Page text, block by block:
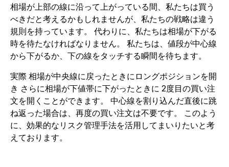
相場が上部の線に沿って上がっている間、私たちは買う
べきだと考えるかもしれませんが、私たちの戦略は違う
規則を持っています。 代わりに、私たちは相場が下がる
時を待たなければなりません。 私たちは、値段が中心線
から下がるか、下の線をタッチする瞬間を待ちます。
実際 相場が中央線に戻ったときにロングポジションを開
き さらに相場が下値帯に下がったときに 2度目の買い注
文を開くことができます。 中心線を割り込んだ直後に跳
ね返った場合は、再度の買い注文は不要です。 このよう
に、効果的なリスク管理手法を活用してまいりたいと考
えております。